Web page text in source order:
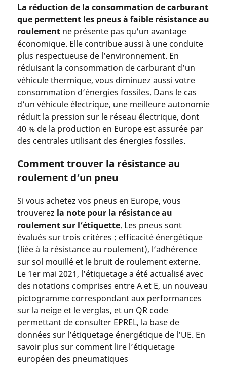
La réduction de la consommation de carburant
que permettent les pneus à faible résistance au
roulementne présente pas qu'un avantage
économique. Elle contribue aussi à une conduite
plus respectueuse de l’environnement. En
réduisant la consommation de carburant d’un
véhicule thermique, vous diminuez aussi votre
consommation d’énergies fossiles. Dans le cas
d’un véhicule électrique, une meilleure autonomie
réduit la pression sur le réseau électrique, dont
40 % de la production en Europe est assurée par
des centrales utilisant des énergies fossiles.
Comment trouver la résistance au
roulement d’un pneu
Si vous achetez vos pneus en Europe, vous
trouverez la note pour la résistance au
roulement sur l’étiquette. Les pneus sont
évalués sur trois critères : efficacité énergétique
(liée à la résistance au roulement), l’adhérence
sur sol mouillé et le bruit de roulement externe.
Le 1er mai 2021, l’étiquetage a été actualisé avec
des notations comprises entre A et E, un nouveau
pictogramme correspondant aux performances
sur la neige et le verglas, et un QR code
permettant de consulter EPREL, la base de
données sur l’étiquetage énergétique de l’UE. En
savoir plus sur comment lire l’étiquetage
européen des pneumatiques